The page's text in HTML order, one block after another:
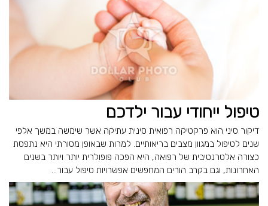
טיפול ייחודי עבור ילדכם
דיקור סיני הוא פרקטיקה רפואית סינית עתיקה אשר שימשה במשך אלפי
שנים לטיפול במגוון מצבים בריאותיים. למרות שבאופן מסורתי היא נתפסת
כצורה אלטרנטיבית של רפואה, היא הפכה פופולרית יותר ויותר בשנים
האחרונות, וגם בקרב הורים המחפשים אפשרויות טיפול עבור...